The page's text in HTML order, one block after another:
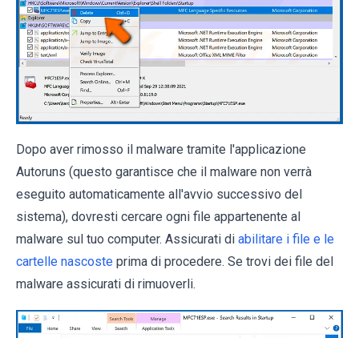
Dopo aver rimosso il malware tramite l'applicazione
Autoruns (questo garantisce che il malware non verrà
eseguito automaticamente all'avvio successivo del
sistema), dovresti cercare ogni file appartenente al
malware sul tuo computer. Assicurati di abilitare i file e le
cartelle nascoste prima di procedere. Se trovi dei file del
malware assicurati di rimuoverli.